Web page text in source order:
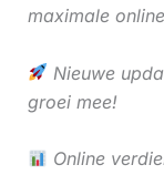
maximale
Nieuwe
groei mee!
Online